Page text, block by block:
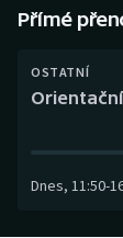
Box
Přímé
OSTATNÍ
Dnes, 11:50-